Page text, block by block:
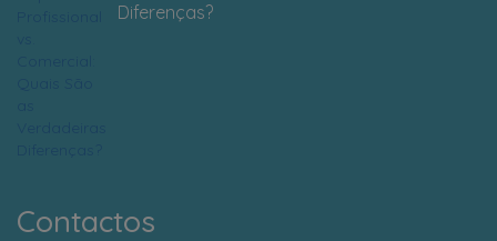
Diferenças?
Contactos